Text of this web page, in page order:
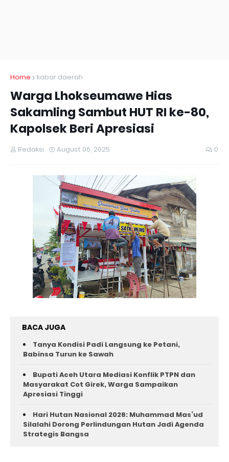
Home kabar daerah
Warga Lhokseumawe Hias
Sakamling Sambut HUT RI ke-80,
Kapolsek Beri Apresiasi
Redaksi August 06, 2025 0
BACA JUGA
Tanya Kondisi Padi Langsung ke Petani,
Babinsa Turun ke Sawah
Bupati Aceh Utara Mediasi Konflik PTPN dan
Masyarakat Cot Girek, Warga Sampaikan
Apresiasi Tinggi
Hari Hutan Nasional 2026: Muhammad Mas’ud
Silalahi Dorong Perlindungan Hutan Jadi Agenda
Strategis Bangsa